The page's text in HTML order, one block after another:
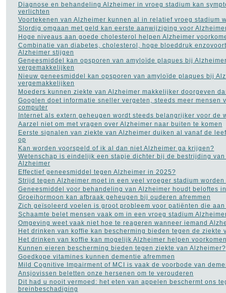
Trombose (1)
Vaginale infecties
Vaginisme - schedekramp
(2)
Verkoudheid(12)
Vitamines(77)
Voedingssupplementen
(110)
Voet - pijn aan de voet
Ziekte van Bechterew (1)
Ziekte van Crohn(3)
NAVIGATIE
Contact
Links naar medische sites
Diagnose en behandeling Alzheimer in vroeg stadium kan
verlichten
Voortekenen van Alzheimer kunnen al in relatief vroeg stadium
Slordig omgaan met geld kan eerste aanwijziging voor
Hoge niveaus aan goede cholesterol helpen Alzheimer
Combinatie van diabetes, cholesterol, hoge bloeddruk
Alzheimer stijgen
Geneesmiddel kan opsporen van amyloïde plaques bij
vergemakkelijken
Nieuw geneesmiddel kan opsporen van amyloïde plaques bij
vergemakkelijken
Moeders kunnen ziekte van Alzheimer makkelijker doorgeven
Googlen doet informatie sneller vergeten, steeds meer mensen
computer
Internet als extern geheugen wordt steeds belangrijker voor de
Aarzel niet om met vragen over Alzheimer naar buiten te komen
Eerste signalen van ziekte van Alzheimer duiken al vanaf de
op
Kan worden voorspeld of ik al dan niet Alzheimer ga krijgen?
Wetenschap is eindelijk een stapje dichter bij de bestrijding
Alzheimer
Effectief geneesmiddel tegen Alzheimer in 2025?
Strijd tegen Alzheimer moet in een veel vroeger stadium worden
Geneesmiddel voor behandeling van Alzheimer houdt beloftes in
Groeihormoon kan afbraak geheugen bij ouderen afremmen
Zich geïsoleerd voelen is groot probleem voor patiënten die
Schaamte belet mensen vaak om in een vroeg stadium
Omgeving weet vaak niet hoe te reageren wanneer iemand
Het drinken van koffie kan bescherming bieden tegen de ziekte
Het drinken van koffie kan mogelijk Alzheimer helpen
Kunnen eieren bescherming bieden tegen ziekte van Alzheimer?
Goedkope vitamines kunnen dementie afremmen
Mild Cognitive Impairment of MCI is vaak de voorbode van
Ansjovissen beletten onze hersenen om te verouderen
Dit had u nooit vermoed: het eten van appelen beschermt ons
breinbeschadiging